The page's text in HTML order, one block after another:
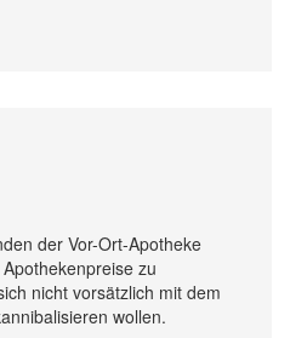
der Vor-Ort-Apotheke
zu
nicht vorsätzlich mit dem
wollen.